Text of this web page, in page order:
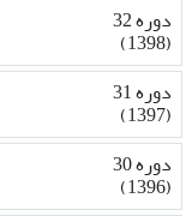
دوره 32
(1398)
دوره 31
(1397)
دوره 30
(1396)